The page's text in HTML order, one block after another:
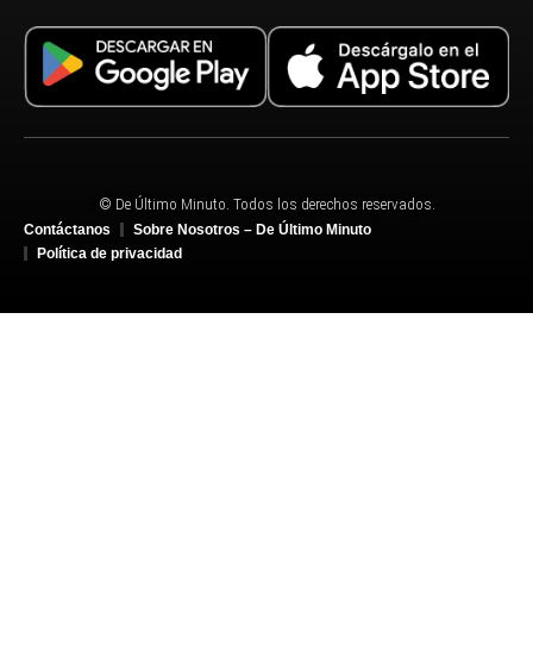
© De Último Minuto. Todos los derechos reservados.
Contáctanos
Sobre Nosotros – De Último Minuto
Política de privacidad